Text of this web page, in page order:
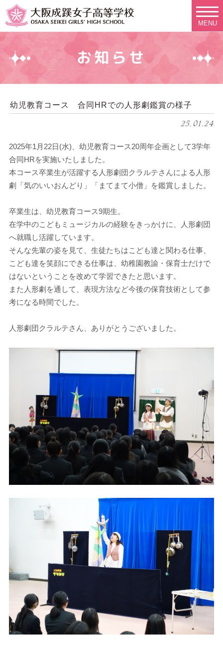
MENU
お知らせ
幼児教育コース 合同HRでの人形劇鑑賞の様子
25.01.24
2025年1月22日(水)、幼児教育コース20周年企画として3学年
合同HRを実施いたしました。
本コース卒業生が活躍する人形劇団クラルテさんによる人形
劇「気のいいおんどり」「まてまて小僧」を鑑賞しました。
卒業生は、幼児教育コース9期生。
在学中のこどもミュージカルの経験をきっかけに、人形劇団
へ就職し活躍しています。
そんな先輩の姿を見て、生徒たちはこども達と関わる仕事、
こども達を笑顔にできる仕事は、幼稚園教諭・保育士だけで
はないということを改めて学習できたと思います。
また人形劇を通して、表現方法など今後の保育技術として参
考になる時間でした。
人形劇団クラルテさん、ありがとうございました。